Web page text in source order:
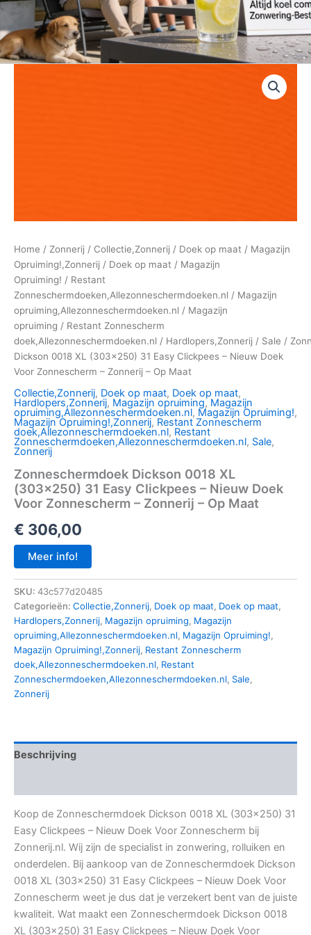
Home / Zonnerij / Collectie,Zonnerij / Doek op maat / Magazijn
Opruiming!,Zonnerij / Doek op maat / Magazijn
Opruiming! / Restant
Zonneschermdoeken,Allezonneschermdoeken.nl / Magazijn
opruiming,Allezonneschermdoeken.nl / Magazijn
opruiming / Restant Zonnescherm
doek,Allezonneschermdoeken.nl / Hardlopers,Zonnerij / Sale /
Dickson 0018 XL (303×250) 31 Easy Clickpees – Nieuw Doek
Voor Zonnescherm – Zonnerij – Op Maat
Collectie,Zonnerij, Doek op maat, Doek op maat,
Hardlopers,Zonnerij, Magazijn opruiming, Magazijn
opruiming,Allezonneschermdoeken.nl, Magazijn Opruiming!,
Magazijn Opruiming!,Zonnerij, Restant Zonnescherm
doek,Allezonneschermdoeken.nl, Restant
Zonneschermdoeken,Allezonneschermdoeken.nl, Sale,
Zonnerij
Zonneschermdoek Dickson 0018 XL
(303×250) 31 Easy Clickpees – Nieuw Doek
Voor Zonnescherm – Zonnerij – Op Maat
€ 306,00
Meer info!
SKU: 43c577d20485
Categorieën: Collectie,Zonnerij, Doek op maat, Doek op maat,
Hardlopers,Zonnerij, Magazijn opruiming, Magazijn
opruiming,Allezonneschermdoeken.nl, Magazijn Opruiming!,
Magazijn Opruiming!,Zonnerij, Restant Zonnescherm
doek,Allezonneschermdoeken.nl, Restant
Zonneschermdoeken,Allezonneschermdoeken.nl, Sale,
Zonnerij
Beschrijving
Koop de Zonneschermdoek Dickson 0018 XL (303×250) 31
Easy Clickpees – Nieuw Doek Voor Zonnescherm bij
Zonnerij.nl. Wij zijn de specialist in zonwering, rolluiken en
onderdelen. Bij aankoop van de Zonneschermdoek Dickson
0018 XL (303×250) 31 Easy Clickpees – Nieuw Doek Voor
Zonnescherm weet je dus dat je verzekert bent van de juiste
kwaliteit. Wat maakt een Zonneschermdoek Dickson 0018
XL (303×250) 31 Easy Clickpees – Nieuw Doek Voor